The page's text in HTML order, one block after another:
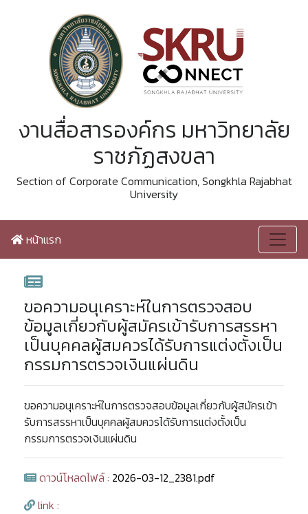
งานสื่อสารองค์กร มหาวิทยาลัย
ราชภัฏสงขลา
Section of Corporate Communication, Songkhla Rajabhat
University
หน้าแรก
ขอความอนุเคราะห์ในการตรวจสอบ
ข้อมูลเกี่ยวกับผู้สมัครเข้ารับการสรรหา
เป็นบุคคลผู้สมควรได้รับการแต่งตั้งเป็น
กรรมการตรวจเงินแผ่นดิน
ขอความอนุเคราะห์ในการตรวจสอบข้อมูลเกี่ยวกับผู้สมัครเข้า
รับการสรรหาเป็นบุคคลผู้สมควรได้รับการแต่งตั้งเป็น
กรรมการตรวจเงินแผ่นดิน
ดาวน์โหลดไฟล์ : 2026-03-12_2381.pdf
link :